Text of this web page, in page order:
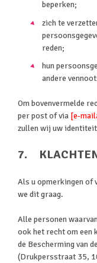
beperken;
zich te
reden;
hun
andere
Om bovenvermelde
per post of via [e-
zullen wij uw
7.
Als u opmerkingen of
we dit graag.
Alle personen
ook het recht om een
de Bescherming van
(Drukpersstraat 35,